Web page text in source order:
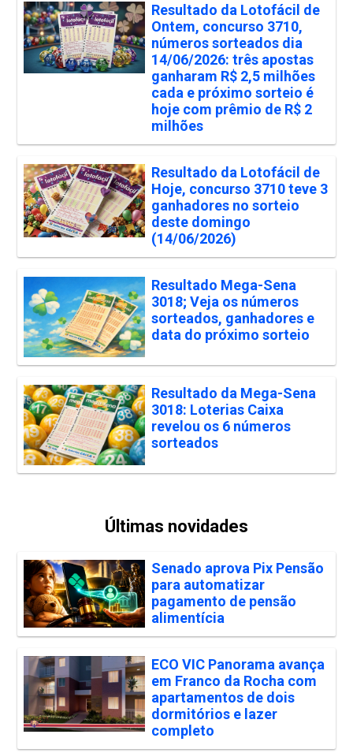
Resultado da Lotofácil de
Ontem, concurso 3710,
números sorteados dia
14/06/2026: três apostas
ganharam R$ 2,5 milhões
cada e próximo sorteio é
hoje com prêmio de R$ 2
milhões
Resultado da Lotofácil de
Hoje, concurso 3710 teve 3
ganhadores no sorteio
deste domingo
(14/06/2026)
Resultado Mega-Sena
3018; Veja os números
sorteados, ganhadores e
data do próximo sorteio
Resultado da Mega-Sena
3018: Loterias Caixa
revelou os 6 números
sorteados
Últimas novidades
Senado aprova Pix Pensão
para automatizar
pagamento de pensão
alimentícia
ECO VIC Panorama avança
em Franco da Rocha com
apartamentos de dois
dormitórios e lazer
completo